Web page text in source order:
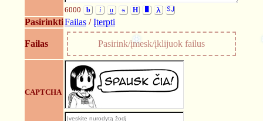
6000 b i u s H λ SJ
PasirinktiFailas /Įterpti
Failas Pasirink/įmesk/įklijuok failus
CAPTCHA